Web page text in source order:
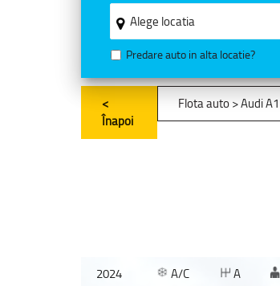
Predare auto in alta locatie?
<
Înapoi
Flota auto> Audi
2024 A/C A